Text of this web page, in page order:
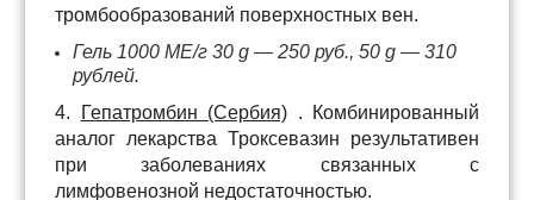
тромбообразований поверхностных вен.
Гель 1000 ME/г 30 g — 250 руб., 50 g — 310
рублей.
4.
Гепатромбин (Сербия) . Комбинированный
аналог лекарства Троксевазин результативен
при заболеваниях связанных с
лимфовенозной недостаточностью.